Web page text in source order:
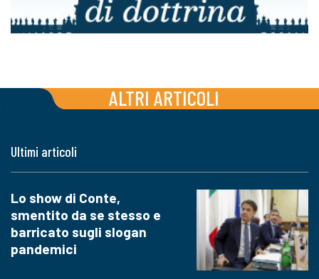
ALTRI ARTICOLI
Ultimi articoli
Lo show di Conte,
smentito da se stesso e
barricato sugli slogan
pandemici